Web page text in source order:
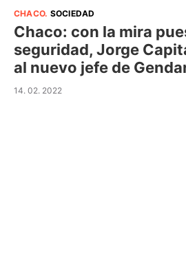
CHACO. SOCIEDAD
Chaco: con la mira
seguridad, Jorge
al nuevo jefe de
14. 02. 2022